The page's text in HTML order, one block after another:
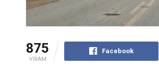
875
VIRAM
Facebook